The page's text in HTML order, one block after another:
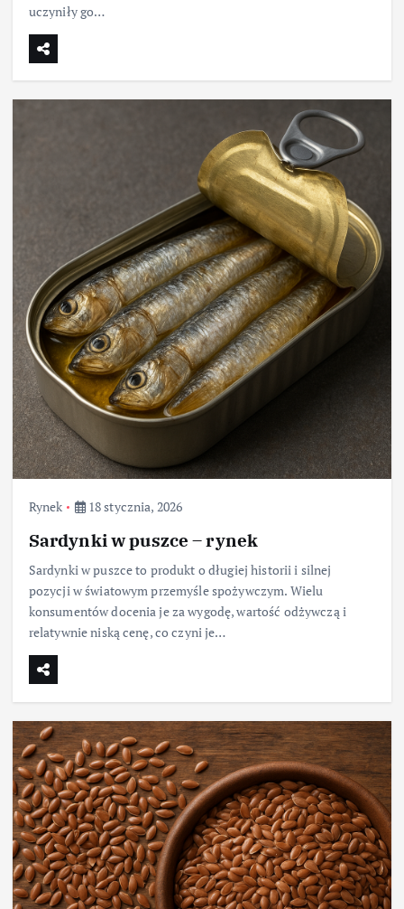
uczyniły go…
Rynek 18 stycznia, 2026
Sardynki w puszce – rynek
Sardynki w puszce to produkt o długiej historii i silnej
pozycji w światowym przemyśle spożywczym. Wielu
konsumentów docenia je za wygodę, wartość odżywczą i
relatywnie niską cenę, co czyni je…